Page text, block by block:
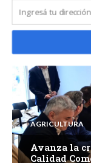
Related
AGRICULTURA
Avanza la
Calidad